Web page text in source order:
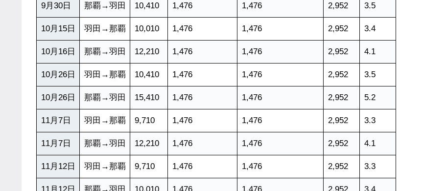
9月30日 那覇→羽田 10,410 1,476 1,476 2,952 3.5
10月15日 羽田→那覇 10,010 1,476 1,476 2,952 3.4
10月16日 那覇→羽田 12,210 1,476 1,476 2,952 4.1
10月26日 羽田→那覇 10,410 1,476 1,476 2,952 3.5
10月26日 那覇→羽田 15,410 1,476 1,476 2,952 5.2
11月7日 羽田→那覇 9,710 1,476 1,476 2,952 3.3
11月7日 那覇→羽田 12,210 1,476 1,476 2,952 4.1
11月12日 羽田→那覇 9,710 1,476 1,476 2,952 3.3